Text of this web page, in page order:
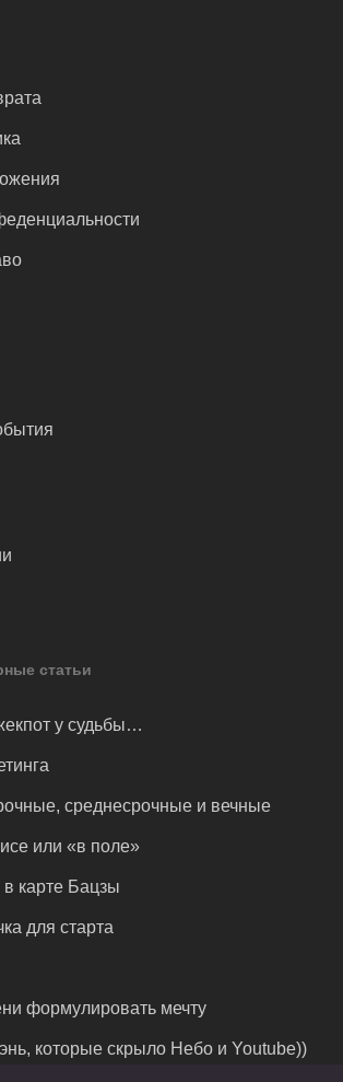
статьи
у судьбы…
среднесрочные и вечные
или «в поле»
карте Бацзы
для старта
формулировать мечту
которые скрыло Небо и Youtube))